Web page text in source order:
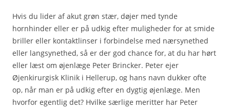
Hvis du lider af akut grøn stær, døjer med tynde
hornhinder eller er på udkig efter muligheder for at smide
briller eller kontaktlinser i forbindelse med nærsynethed
eller langsynethed, så er der god chance for, at du har hørt
eller læst om øjenlæge Peter Brincker. Peter ejer
Øjenkirurgisk Klinik i Hellerup, og hans navn dukker ofte
op, når man er på udkig efter en dygtig øjenlæge. Men
hvorfor egentlig det? Hvilke særlige meritter har Peter